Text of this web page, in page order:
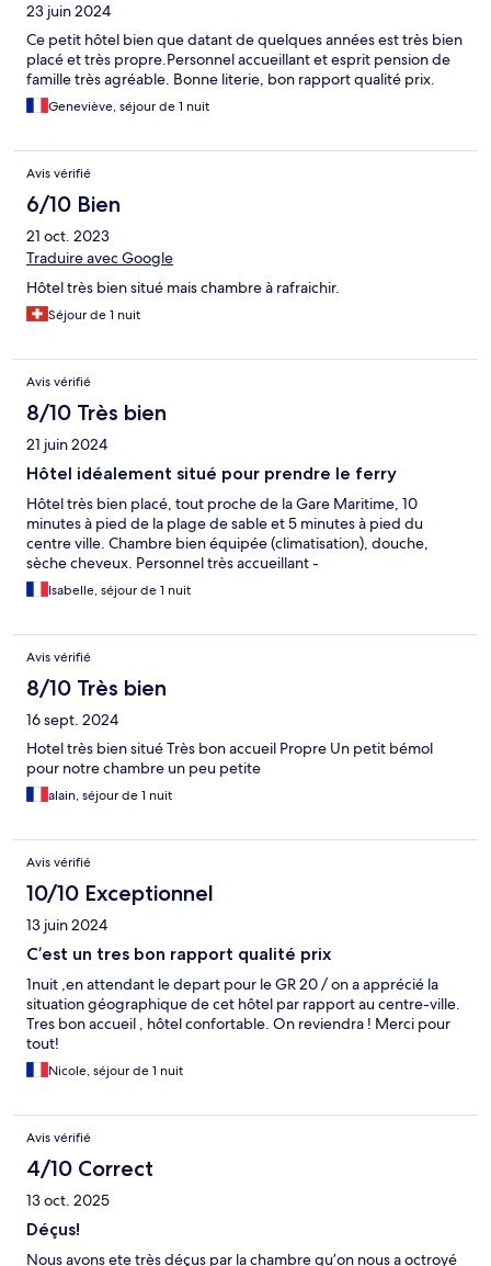
23 juin 2024
Ce petit hôtel bien que datant de quelques années est très bien
placé et très propre.Personnel accueillant et esprit pension de
famille très agréable. Bonne literie, bon rapport qualité prix.
Geneviève, séjour de 1 nuit
Avis vérifié
6/10 Bien
21 oct. 2023
Traduire avec Google
Hôtel très bien situé mais chambre à rafraichir.
Séjour de 1 nuit
Avis vérifié
8/10 Très bien
21 juin 2024
Hôtel idéalement situé pour prendre le ferry
Hôtel très bien placé, tout proche de la Gare Maritime, 10
minutes à pied de la plage de sable et 5 minutes à pied du
centre ville. Chambre bien équipée (climatisation), douche,
sèche cheveux. Personnel très accueillant -
Isabelle, séjour de 1 nuit
Avis vérifié
8/10 Très bien
16 sept. 2024
Hotel très bien situé Très bon accueil Propre Un petit bémol
pour notre chambre un peu petite
alain, séjour de 1 nuit
Avis vérifié
10/10 Exceptionnel
13 juin 2024
C’est un tres bon rapport qualité prix
1nuit ,en attendant le depart pour le GR 20 / on a apprécié la
situation géographique de cet hôtel par rapport au centre-ville.
Tres bon accueil , hôtel confortable. On reviendra ! Merci pour
tout!
Nicole, séjour de 1 nuit
Avis vérifié
4/10 Correct
13 oct. 2025
Déçus!
Nous avons ete très déçus par la chambre qu’on nous a octroyé